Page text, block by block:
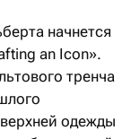
начнется
an Icon».
тренча
одежды